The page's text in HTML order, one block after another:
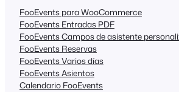
FooEvents para WooCommerce
FooEvents Entradas PDF
FooEvents Campos de asistente
FooEvents Reservas
FooEvents Varios días
FooEvents Asientos
Calendario FooEvents